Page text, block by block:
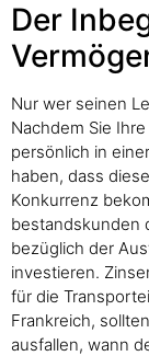
Der
Nur wer seinen
Nachdem Sie
persönlich in
haben, dass
Konkurrenz
bestandskunden
bezüglich der
investieren.
für die
Frankreich,
ausfallen, wann